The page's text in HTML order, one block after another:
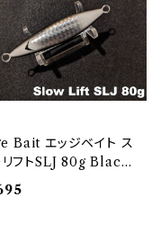
Bait エッジベイト ス
リフトSLJ 80g Black
Glow